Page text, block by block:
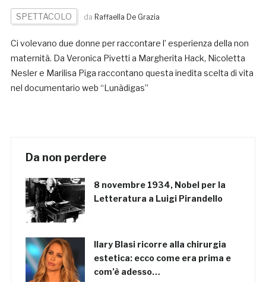
SPETTACOLO da Raffaella De Grazia
Ci volevano due donne per raccontare l’ esperienza della non
maternità. Da Veronica Pivetti a Margherita Hack, Nicoletta
Nesler e Marilisa Piga raccontano questa inedita scelta di vita
nel documentario web “Lunàdigas”
Da non perdere
8 novembre 1934, Nobel per la
Letteratura a Luigi Pirandello
Ilary Blasi ricorre alla chirurgia
estetica: ecco come era prima e
com’è adesso…